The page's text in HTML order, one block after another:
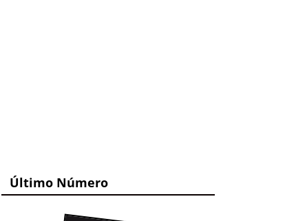
Último Número